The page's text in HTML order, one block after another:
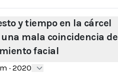
y tiempo en la cárcel
mala coincidencia de
facial
· 2020